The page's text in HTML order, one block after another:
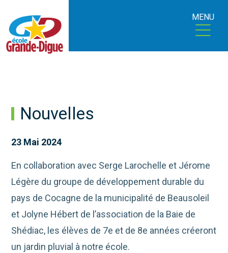
MENU
Nouvelles
23 Mai 2024
En collaboration avec Serge Larochelle et Jérome
Légère du groupe de développement durable du
pays de Cocagne de la municipalité de Beausoleil
et Jolyne Hébert de l’association de la Baie de
Shédiac, les élèves de 7e et de 8e années créeront
un jardin pluvial à notre école.